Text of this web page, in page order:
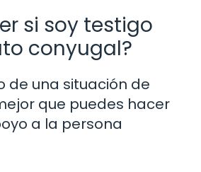
si soy testigo
conyugal?
de una situación de
que puedes hacer
a la persona